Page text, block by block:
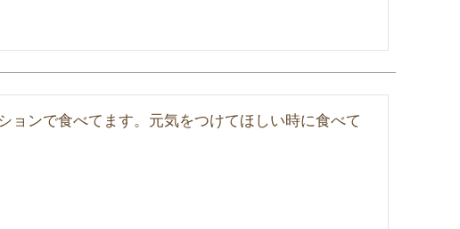
ョンで食べてます。元気をつけてほしい時に食べて